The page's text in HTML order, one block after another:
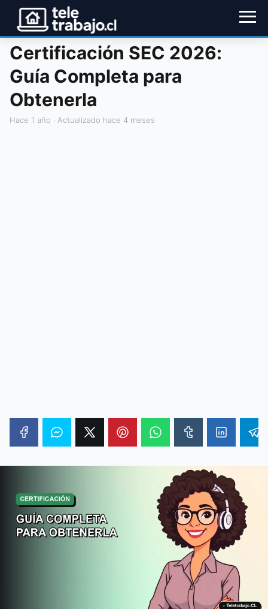
Certificación SEC 2026:
Guía Completa para
Obtenerla
hace 1 año · Actualizado hace 4 meses